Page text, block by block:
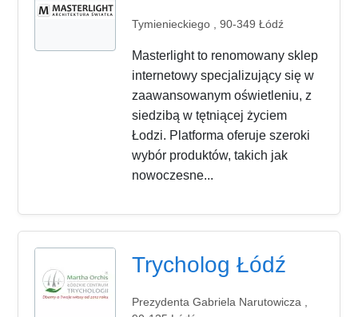
Tymienieckiego , 90-349 Łódź
Masterlight to renomowany sklep
internetowy specjalizujący się w
zaawansowanym oświetleniu, z
siedzibą w tętniącej życiem
Łodzi. Platforma oferuje szeroki
wybór produktów, takich jak
nowoczesne...
Trycholog Łódź
Prezydenta Gabriela Narutowicza ,